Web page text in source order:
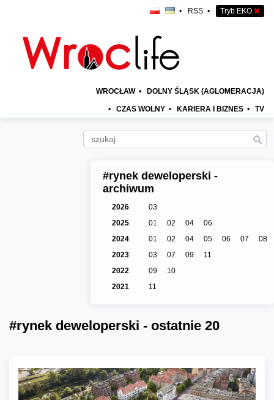
• RSS • Tryb EKO ✖
WROCŁAW • DOLNY ŚLĄSK (AGLOMERACJA)
• CZAS WOLNY • KARIERA I BIZNES • TV
#rynek deweloperski -
archiwum
2026
03
2025
01 02 04
06
2024
01 02 04 05 06 07
08
2023
03 07 09
11
2022
09
10
2021
11
#rynek deweloperski - ostatnie 20